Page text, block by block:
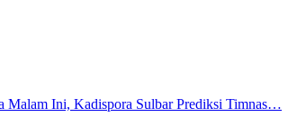
Malam Ini, Kadispora Sulbar Prediksi Timnas…